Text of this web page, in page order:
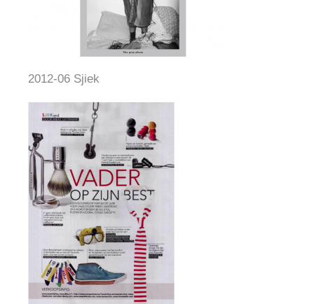
2012-06 Sjiek